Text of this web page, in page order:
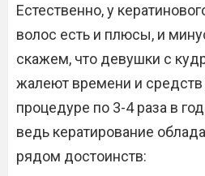
Естественно, у
волос есть и плюсы, и
скажем, что девушки с
жалеют времени и средств
процедуре по 3-4 раза в
ведь кератирование
рядом достоинств: